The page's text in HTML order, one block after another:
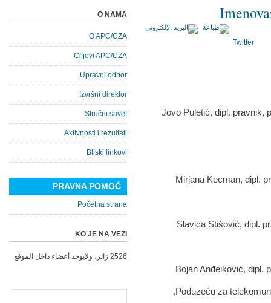
Twitter
Poduzeću za
O NAMA
O APC/CZA
Ciljevi APC/CZA
Upravni odbor
Izvršni direktor
Stručni savet
Aktivnosti i rezultati
Bliski linkovi
PRAVNA POMOĆ
Početna strana
KO JE NA VEZI
2526 زائر، ولايوجد أعضاء داخل الموقع